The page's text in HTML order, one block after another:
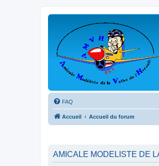
FAQ
Accueil Accueil du forum
AMICALE MODELISTE DE